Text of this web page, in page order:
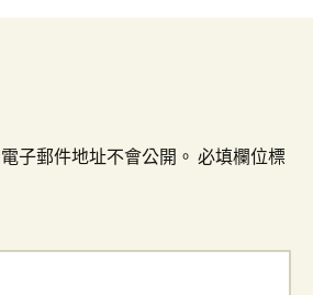
子郵件地址不會公開。 必填欄位標